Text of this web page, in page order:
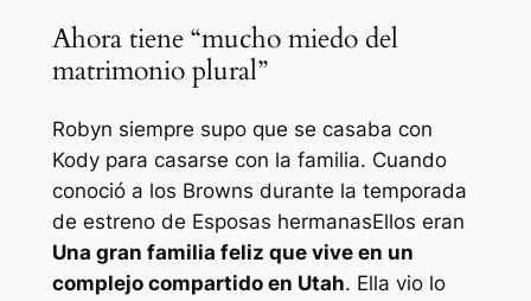
Ahora tiene “mucho miedo del
matrimonio plural”
Robyn siempre supo que se casaba con
Kody para casarse con la familia. Cuando
conoció a los Browns durante la temporada
de estreno de Esposas hermanasEllos eran
Una gran familia feliz que vive en un
complejo compartido en Utah. Ella vio lo